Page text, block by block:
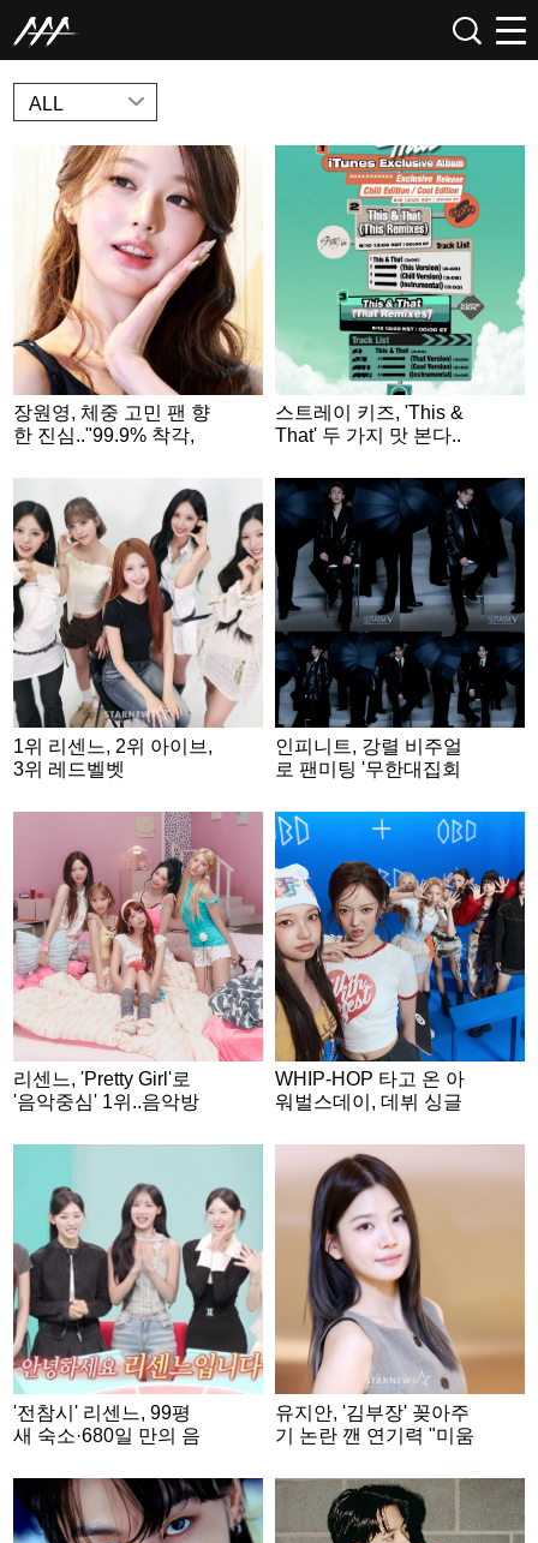
NEWS
ALL
장원영, 체중 고민 팬 향
한 진심.."99.9% 착각,
스트레이 키즈, 'This &
That' 두 가지 맛 본다..
1위 리센느, 2위 아이브,
3위 레드벨벳
인피니트, 강렬 비주얼
로 팬미팅 '무한대집회
개..기대감 증폭
리센느, 'Pretty Girl'로
'음악중심' 1위..음악방
WHIP-HOP 타고 온 아
워벌스데이, 데뷔 싱글
토 공개..기대 UP
'전참시' 리센느, 99평
새 숙소·680일 만의 음
[종합]
유지안, '김부장' 꽂아주
기 논란 깬 연기력 "미움
L인터뷰]